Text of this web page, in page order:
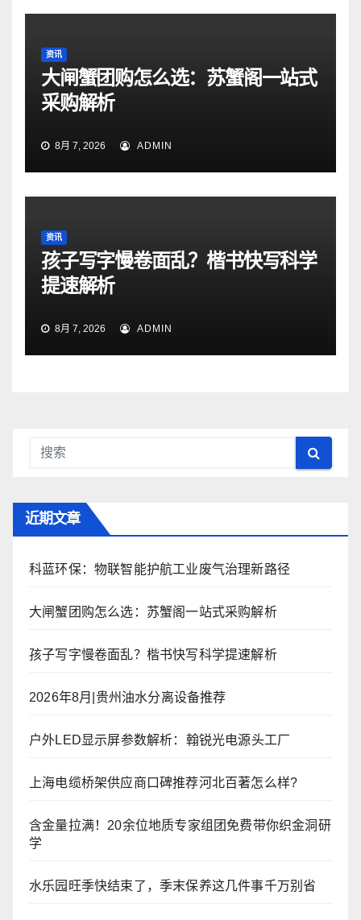
资讯
大闸蟹团购怎么选：苏蟹阁一站式
采购解析
8月 7, 2026 ADMIN
资讯
孩子写字慢卷面乱？楷书快写科学
提速解析
8月 7, 2026 ADMIN
近期文章
科蓝环保：物联智能护航工业废气治理新路径
大闸蟹团购怎么选：苏蟹阁一站式采购解析
孩子写字慢卷面乱？楷书快写科学提速解析
2026年8月|贵州油水分离设备推荐
户外LED显示屏参数解析：翰锐光电源头工厂
上海电缆桥架供应商口碑推荐河北百著怎么样?
含金量拉满！20余位地质专家组团免费带你织金洞研
学
水乐园旺季快结束了，季末保养这几件事千万别省